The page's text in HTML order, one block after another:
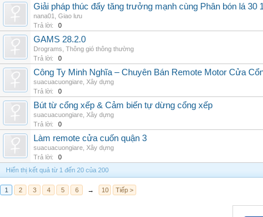
Giải pháp thúc đẩy tăng trưởng mạnh cùng Phân bón lá 30
nana01
Giao lưu
Trả lời:
0
GAMS 28.2.0
Drograms Thông gió thông thường
Trả lời:
0
Công Ty Minh Nghĩa – Chuyên Bán Remote Motor Cửa
suacuacuongiare Xây dựng
Trả lời:
0
Bút từ cổng xếp & Cảm biến tự dừng cổng xếp
suacuacuongiare Xây dựng
Trả lời:
0
Làm remote cửa cuốn quận 3
suacuacuongiare Xây dựng
Trả lời:
0
Hiển thị kết quả từ 1 đến 20 của 200
1 2 3 4 5 6 → 10 Tiếp >